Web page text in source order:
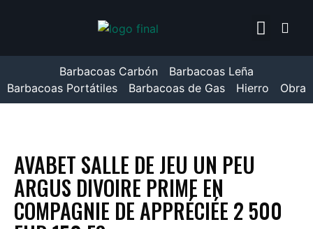
Barbacoas Carbón
Barbacoas Leña
Barbacoas Portátiles
Barbacoas de Gas Hierro Obra
AVABET SALLE DE JEU UN PEU
ARGUS DIVOIRE PRIME EN
COMPAGNIE DE APPRÉCIÉE 2 500